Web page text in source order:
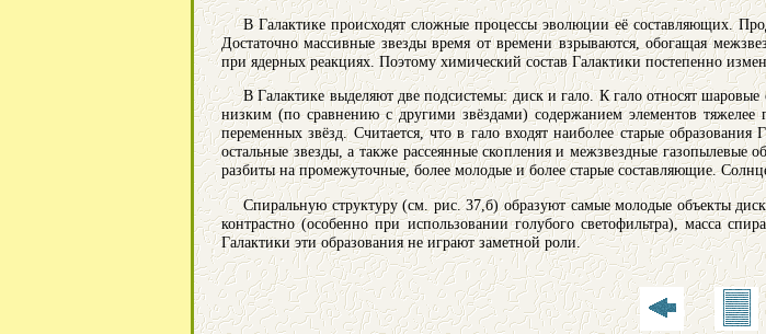
В Галактике происходят сложные процессы эволюции её составляющих.
Достаточно массивные звезды время от времени взрываются, обогащая
при ядерных реакциях. Поэтому химический состав Галактики постепенно
В Галактике выделяют две подсистемы: диск и гало. К гало относят
низким (по сравнению с другими звёздами) содержанием элементов
переменных звёзд. Считается, что в гало входят наиболее старые
остальные звезды, а также рассеянные скопления и межзвездные газопылевые
разбиты на промежуточные, более молодые и более старые составляющие.
Спиральную структуру (см. рис. 37,б) образуют самые молодые объекты
контрастно (особенно при использовании голубого светофильтра), масса
Галактики эти образования не играют заметной роли.